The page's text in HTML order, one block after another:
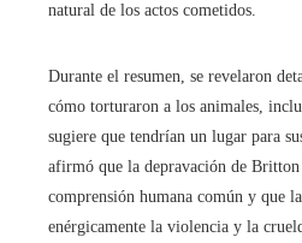
natural de los actos cometidos.
Durante el resumen, se revelaron
cómo torturaron a los animales,
sugiere que tendrían un lugar para
afirmó que la depravación de Britton
comprensión humana común y que
enérgicamente la violencia y la